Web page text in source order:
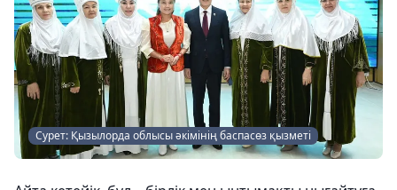
Сурет: Қызылорда облысы әкімінің баспасөз қызметі